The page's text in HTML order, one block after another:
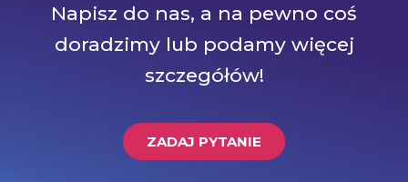
Napisz do nas, a na pewno coś
doradzimy lub podamy więcej
szczegółów!
ZADAJ PYTANIE